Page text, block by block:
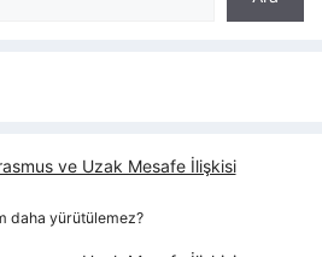
ve Uzak Mesafe İlişkisi
daha yürütülemez?